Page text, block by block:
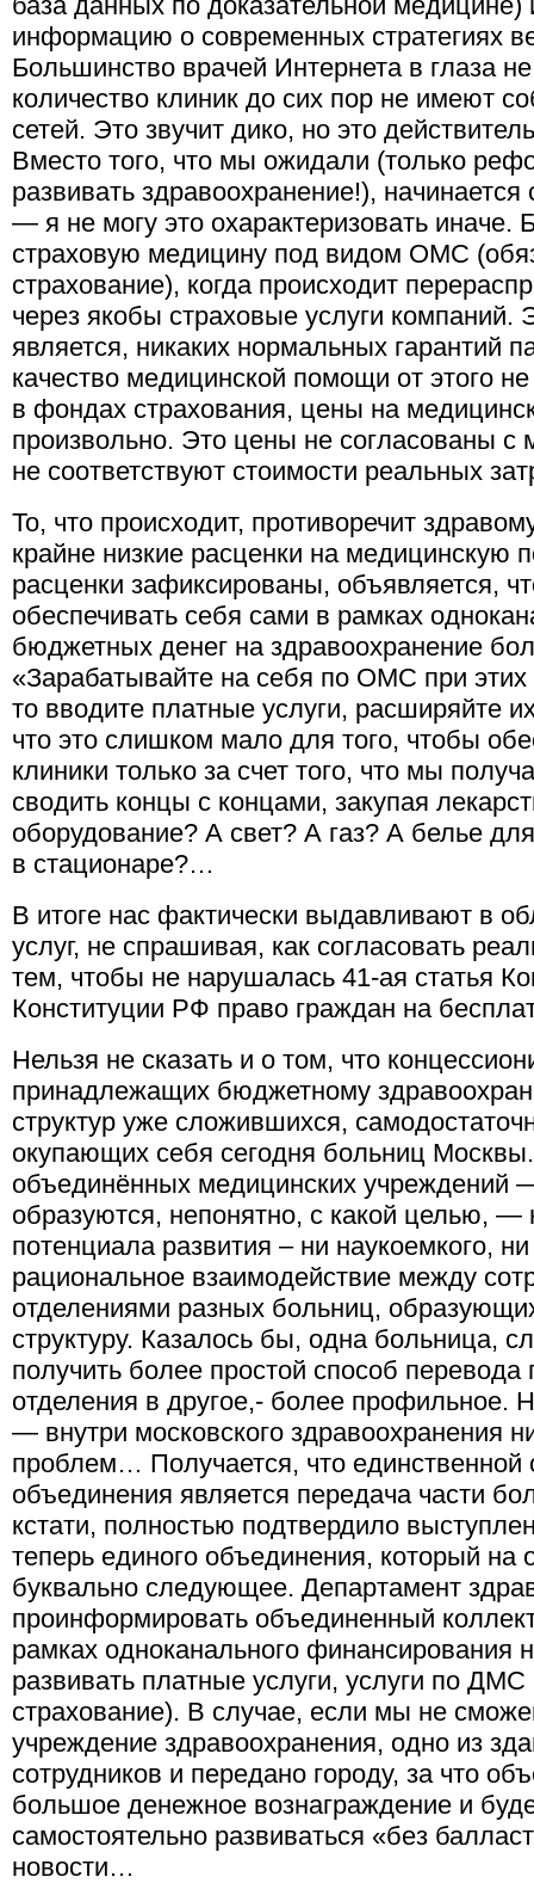
информацию о современных стратегиях
Большинство врачей Интернета в глаза
количество клиник до сих пор не имеют
сетей. Это звучит дико, но это
Вместо того, что мы ожидали (только
развивать здравоохранение!),
— я не могу это охарактеризовать иначе.
страховую медицину под видом ОМС
страхование), когда происходит
через якобы страховые услуги компаний.
является, никаких нормальных гарантий
качество медицинской помощи от этого
в фондах страхования, цены на
произвольно. Это цены не согласованы
не соответствуют стоимости реальных
То, что происходит, противоречит
крайне низкие расценки на медицинскую
расценки зафиксированы, объявляется,
обеспечивать себя сами в рамках
бюджетных денег на здравоохранение
«Зарабатывайте на себя по ОМС при
то вводите платные услуги, расширяйте
что это слишком мало для того, чтобы
клиники только за счет того, что мы
сводить концы с концами, закупая
оборудование? А свет? А газ? А белье
в стационаре?…
В итоге нас фактически выдавливают в
услуг, не спрашивая, как согласовать
тем, чтобы не нарушалась 41-ая статья
Конституции РФ право граждан на
Нельзя не сказать и о том, что
принадлежащих бюджетному
структур уже сложившихся,
окупающих себя сегодня больниц
объединённых медицинских учреждений
образуются, непонятно, с какой целью, —
потенциала развития – ни наукоемкого,
рациональное взаимодействие между
отделениями разных больниц,
структуру. Казалось бы, одна больница,
получить более простой способ перевода
отделения в другое,- более профильное.
— внутри московского здравоохранения
проблем… Получается, что
объединения является передача части
кстати, полностью подтвердило
теперь единого объединения, который
буквально следующее. Департамент
проинформировать объединенный
рамках одноканального финансирования
развивать платные услуги, услуги по
страхование). В случае, если мы не
учреждение здравоохранения, одно из
сотрудников и передано городу, за что
большое денежное вознаграждение и
самостоятельно развиваться «без
новости…